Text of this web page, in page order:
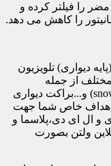
محاظ صفحه نمایش ولتن اشعه ماورای UV مضر را فیلتر کرده و
را کاهش می دهد.
دیواری) تلویزیون
مختلف از جمله
سامسونگ (samsung) و ال جی (lg) اسنوا (snowa) و...براکت دیواری
اهداف خاص شما جهت
و ال ای دی،پلاسما و
ولتن بصورت